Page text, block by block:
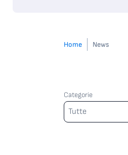
Home News
Categorie
Categorie
Tutte